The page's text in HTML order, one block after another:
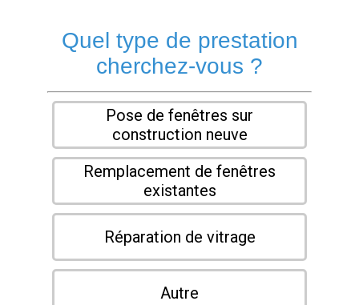
Quel type de prestation
cherchez-vous ?
Pose de fenêtres sur
construction neuve
Remplacement de fenêtres
existantes
Réparation de vitrage
Autre